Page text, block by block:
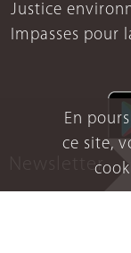
En
ce site,
Justice
Impasses pour
Newsletter